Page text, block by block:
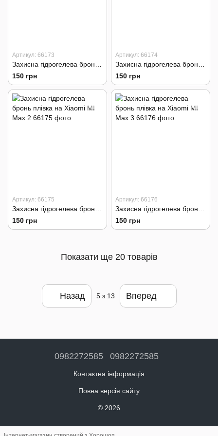
Артикул: 66173
150 грн
Артикул: 66174
150 грн
Артикул: 66175
150 грн
Артикул: 66176
150 грн
Показати ще 20 товарів
Назад 5з 13 Вперед
0982272585 0982272585
Контактна інформація
Повна версія сайту
© 2026